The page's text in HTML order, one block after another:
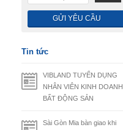
Tin tức
VIBLAND TUYỂN DỤNG
NHÂN VIÊN KINH DOANH
BẤT ĐỘNG SẢN
Sài Gòn Mia bàn giao khi